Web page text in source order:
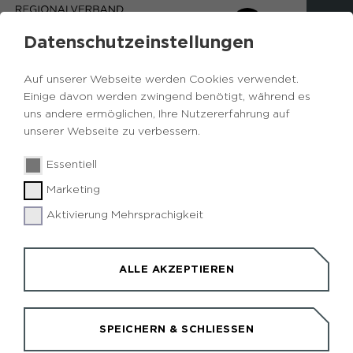
HERTENER
STADTRUNDFAHRTEN
Datenschutzeinstellungen
Auf unserer Webseite werden Cookies verwendet.
Einige davon werden zwingend benötigt, während es
uns andere ermöglichen, Ihre Nutzererfahrung auf
unserer Webseite zu verbessern.
Essentiell
Marketing
Aktivierung Mehrsprachigkeit
ALLE AKZEPTIEREN
SPEICHERN & SCHLIESSEN